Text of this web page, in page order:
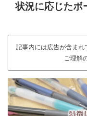
状況に応じたボ
記事内には広告が含まれ
ご理解